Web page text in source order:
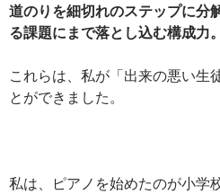
道のりを細切れのステップに分
る課題にまで落とし込む構成力。
これらは、私が「出来の悪い生
とができました。
私は、ピアノを始めたのが小学